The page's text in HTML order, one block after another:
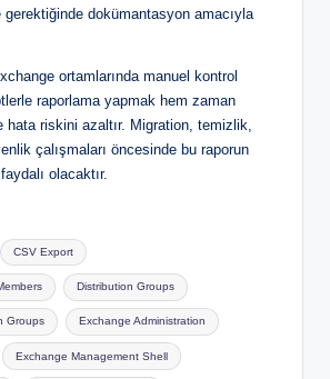
dokümantasyon amacıyla
ortamlarında manuel kontrol
raporlama yapmak hem zaman
hata riskini azaltır. Migration, temizlik,
çalışmaları öncesinde bu raporun
olacaktır.
CSV Export
Distribution Groups
Groups Exchange Administration
Exchange Management Shell